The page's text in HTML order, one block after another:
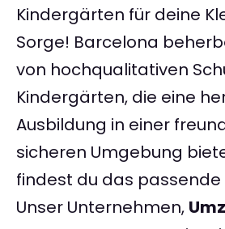
Kindergärten für deine
Sorge! Barcelona
von hochqualitativen
Kindergärten, die eine
Ausbildung in einer
sicheren Umgebung
findest du das passende
Unser Unternehmen,